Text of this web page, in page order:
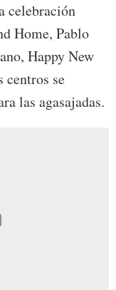
celebración
Home, Pablo
Happy New
centros se
las agasajadas.